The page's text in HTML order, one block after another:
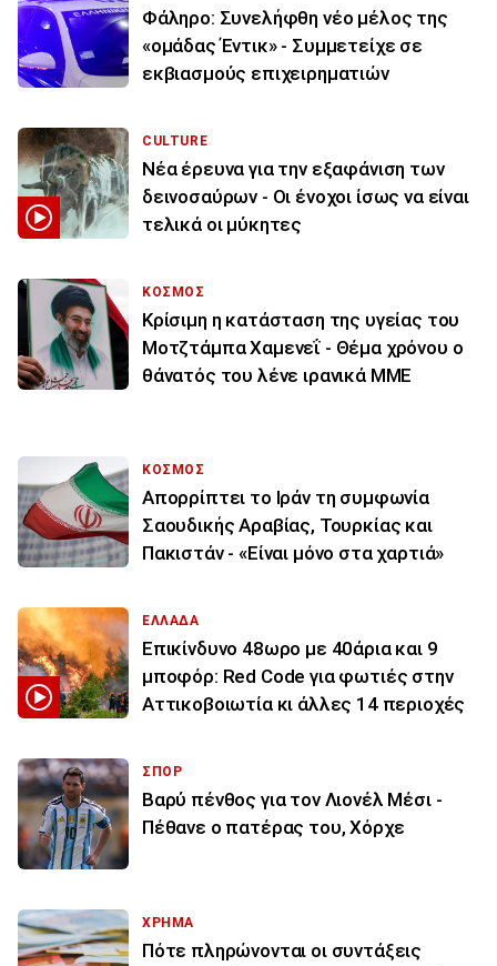
Φάληρο: Συνελήφθη νέο μέλος της
«ομάδας Έντικ» - Συμμετείχε σε
εκβιασμούς επιχειρηματιών
CULTURE
Νέα έρευνα για την εξαφάνιση των
δεινοσαύρων - Οι ένοχοι ίσως να είναι
τελικά οι μύκητες
ΚΟΣΜΟΣ
Κρίσιμη η κατάσταση της υγείας του
Μοτζτάμπα Χαμενεΐ - Θέμα χρόνου ο
θάνατός του λένε ιρανικά ΜΜΕ
ΚΟΣΜΟΣ
Απορρίπτει το Ιράν τη συμφωνία
Σαουδικής Αραβίας, Τουρκίας και
Πακιστάν - «Είναι μόνο στα χαρτιά»
ΕΛΛΑΔΑ
Επικίνδυνο 48ωρο με 40άρια και 9
μποφόρ: Red Code για φωτιές στην
Αττικοβοιωτία κι άλλες 14 περιοχές
ΣΠΟΡ
Βαρύ πένθος για τον Λιονέλ Μέσι -
Πέθανε ο πατέρας του, Χόρχε
ΧΡΗΜΑ
Πότε πληρώνονται οι συντάξεις